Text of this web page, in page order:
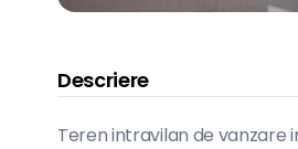
Descriere
Teren intravilan de vanzare